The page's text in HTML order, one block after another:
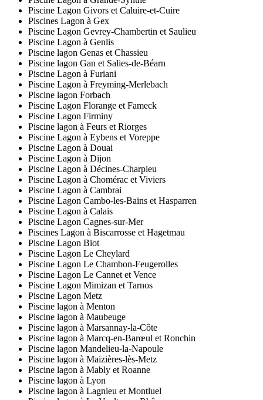
Piscine Lagon Givors et Caluire-et-Cuire
Piscines Lagon à Gex
Piscine Lagon Gevrey-Chambertin et Saulieu
Piscine Lagon à Genlis
Piscine lagon Genas et Chassieu
Piscine lagon Gan et Salies-de-Béarn
Piscine Lagon à Furiani
Piscine Lagon à Freyming-Merlebach
Piscine lagon Forbach
Piscine Lagon Florange et Fameck
Piscine Lagon Firminy
Piscine lagon à Feurs et Riorges
Piscine Lagon à Eybens et Voreppe
Piscine Lagon à Douai
Piscine Lagon à Dijon
Piscine Lagon à Décines-Charpieu
Piscine Lagon à Chomérac et Viviers
Piscine Lagon à Cambrai
Piscine Lagon Cambo-les-Bains et Hasparren
Piscine Lagon à Calais
Piscine Lagon Cagnes-sur-Mer
Piscines Lagon à Biscarrosse et Hagetmau
Piscine Lagon Biot
Piscine Lagon Le Cheylard
Piscine Lagon Le Chambon-Feugerolles
Piscine Lagon Le Cannet et Vence
Piscine Lagon Mimizan et Tarnos
Piscine Lagon Metz
Piscine lagon à Menton
Piscine lagon à Maubeuge
Piscine lagon à Marsannay-la-Côte
Piscine lagon à Marcq-en-Barœul et Ronchin
Piscine lagon Mandelieu-la-Napoule
Piscine lagon à Maizières-lès-Metz
Piscine lagon à Mably et Roanne
Piscine lagon à Lyon
Piscine lagon à Lagnieu et Montluel